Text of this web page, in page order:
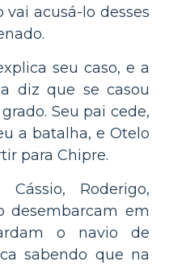
acusá-lo desses
seu caso, e a
diz que se casou
Seu pai cede,
a batalha, e Otelo
para Chipre.
Roderigo,
desembarcam em
o navio de
sabendo que na